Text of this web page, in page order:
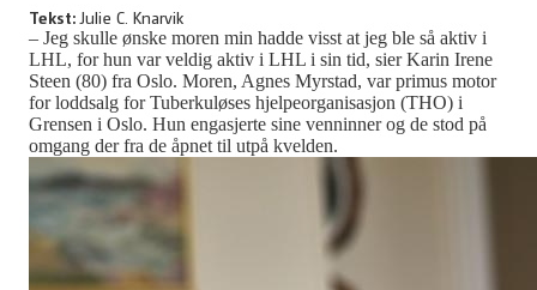
Tekst: Julie C. Knarvik
– Jeg skulle ønske moren min hadde visst at jeg ble så aktiv i
LHL, for hun var veldig aktiv i LHL i sin tid, sier Karin Irene
Steen (80) fra Oslo. Moren, Agnes Myrstad, var primus motor
for loddsalg for Tuberkuløses hjelpeorganisasjon (THO) i
Grensen i Oslo. Hun engasjerte sine venninner og de stod på
omgang der fra de åpnet til utpå kvelden.